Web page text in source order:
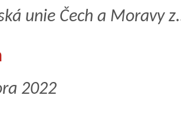
unie Čech a Moravy
2022